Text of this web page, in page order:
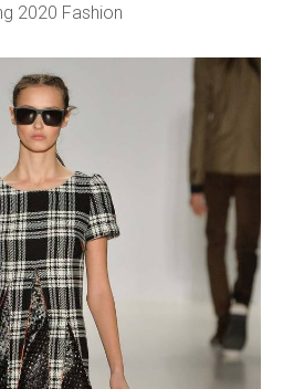
2020 Fashion